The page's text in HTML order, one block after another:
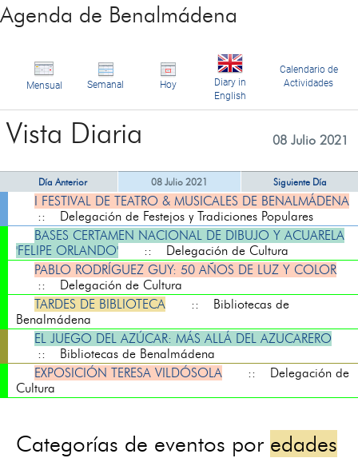
Agenda de Benalmádena
Mensual Semanal Hoy
Diary in
English
Calendario de
Actividades
Vista Diaria 08 Julio 2021
Día Anterior 08 Julio 2021 Siguiente Día
I FESTIVAL DE TEATRO & MUSICALES DE BENALMÁDENA
:: Delegación de Festejos y Tradiciones Populares
BASES CERTAMEN NACIONAL DE DIBUJO Y ACUARELA
'FELIPE ORLANDO'
:: Delegación de Cultura
PABLO RODRÍGUEZ GUY: 50 AÑOS DE LUZ Y COLOR
:: Delegación de Cultura
TARDES DE BIBLIOTECA
:: Bibliotecas de
Benalmádena
EL JUEGO DEL AZÚCAR: MÁS ALLÁ DEL AZUCARERO
:: Bibliotecas de Benalmádena
EXPOSICIÓN TERESA VILDÓSOLA
:: Delegación de
Cultura
Categorías de eventos por edades